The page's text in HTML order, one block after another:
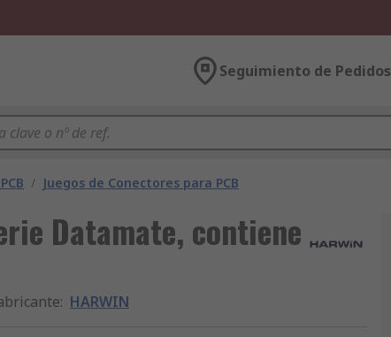
Seguimiento de Pedidos
/ Juegos de Conectores para PCB
Datamate, contiene
: HARWIN